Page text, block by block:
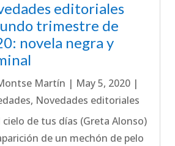
editoriales
trimestre de
novela negra y
Martín | May 5, 2020|
, Novedades editoriales
de tus días (Greta Alonso)
de un mechón de pelo